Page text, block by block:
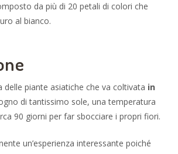
da più di 20 petali di colori che
al bianco.
delle piante asiatiche che va coltivata in
di tantissimo sole, una temperatura
90 giorni per far sbocciare i propri fiori.
un’esperienza interessante poiché